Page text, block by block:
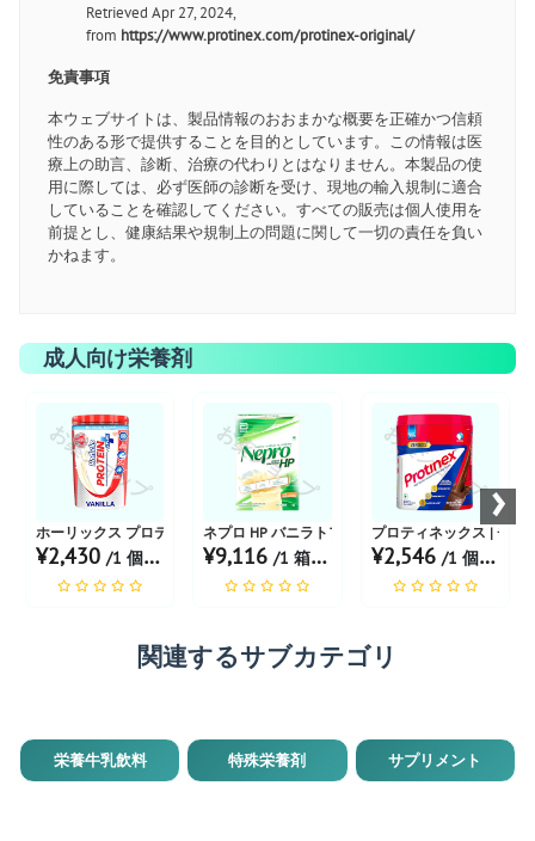
Retrieved Apr 27, 2024,
from https://www.protinex.com/protinex-original/
免責事項
本ウェブサイトは、製品情報のおおまかな概要を正確かつ信頼
性のある形で提供することを目的としています。この情報は医
療上の助言、診断、治療の代わりとはなりません。本製品の使
用に際しては、必ず医師の診断を受け、現地の輸入規制に適合
していることを確認してください。すべての販売は個人使用を
前提とし、健康結果や規制上の問題に関して一切の責任を負い
かねます。
成人向け栄養剤
お薬ショップ
ホーリックス プロテインプラス バニラ風味 400g
¥2,430 /1 個 あたり
お薬ショップ
ネプロ HP バニラトフィー風味
¥9,116/1 箱 あたり
お薬ショップ
プロティネックス | チョ
¥2,546 /1 個 あたり
›
関連するサブカテゴリ
栄養牛乳飲料 特殊栄養剤 サプリメント